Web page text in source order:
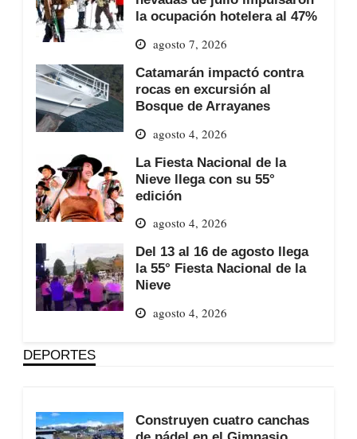
la ocupación hotelera al 47%
agosto 7, 2026
Catamarán impactó contra
rocas en excursión al
Bosque de Arrayanes
agosto 4, 2026
La Fiesta Nacional de la
Nieve llega con su 55°
edición
agosto 4, 2026
Del 13 al 16 de agosto llega
la 55° Fiesta Nacional de la
Nieve
agosto 4, 2026
DEPORTES
Construyen cuatro canchas